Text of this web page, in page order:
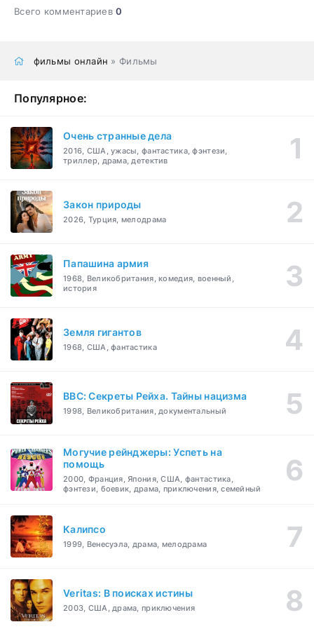
Всего комментариев0
фильмы онлайн » Фильмы
Популярное:
Очень странные дела
2016, США, ужасы, фантастика, фэнтези,
триллер, драма, детектив
Закон природы
2026, Турция, мелодрама
Папашина армия
1968, Великобритания, комедия, военный,
история
Земля гигантов
1968, США, фантастика
BBC: Секреты Рейха. Тайны нацизма
1998, Великобритания, документальный
Могучие рейнджеры: Успеть на
помощь
2000, Франция, Япония, США, фантастика,
фэнтези, боевик, драма, приключения, семейный
Калипсо
1999, Венесуэла, драма, мелодрама
Veritas: В поисках истины
2003, США, драма, приключения